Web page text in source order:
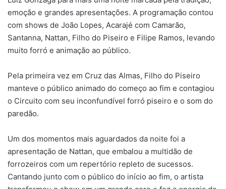
emoção e grandes apresentações. A programação contou
com shows de João Lopes, Acarajé com Camarão,
Santanna, Nattan, Filho do Piseiro e Filipe Ramos, levando
muito forró e animação ao público.
Pela primeira vez em Cruz das Almas, Filho do Piseiro
manteve o público animado do começo ao fim e contagiou
o Circuito com seu inconfundível forró piseiro e o som do
paredão.
Um dos momentos mais aguardados da noite foi a
apresentação de Nattan, que embalou a multidão de
forrozeiros com um repertório repleto de sucessos.
Cantando junto com o público do início ao fim, o artista